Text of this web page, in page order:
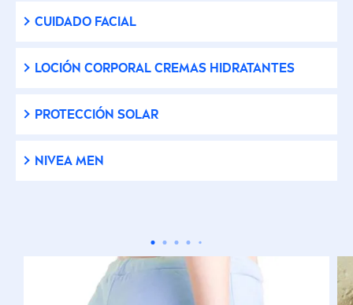
CUIDADO FACIAL
LOCIÓN CORPORAL CREMAS HIDRATANTES
PROTECCIÓN SOLAR
NIVEA MEN